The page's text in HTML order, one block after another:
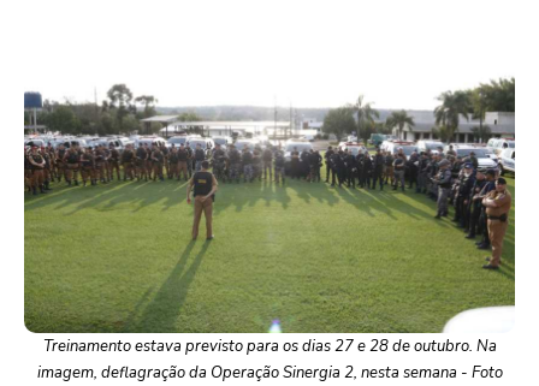
Treinamento estava previsto para os dias 27 e 28 de outubro. Na
imagem, deflagração da Operação Sinergia 2, nesta semana - Foto